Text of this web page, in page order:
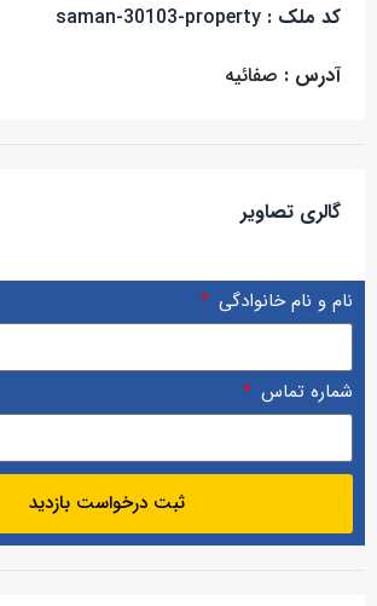
کد ملک : saman-30103-property
آدرس : صفائیه
گالری تصاویر
نام و نام خانوادگی
شماره تماس
ثبت درخواست بازدید